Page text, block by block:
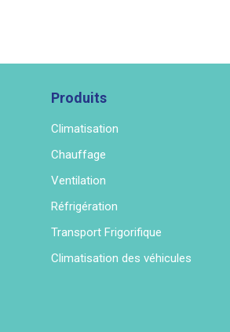
Produits
Climatisation
Chauffage
Ventilation
Réfrigération
Transport Frigorifique
Climatisation des véhicules